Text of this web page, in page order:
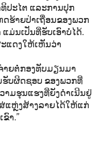
ທິປະໄຕ ແລະການປຸກ
ຮ້າຍປ່າເຖື່ອນຂອງພວກ
ມ່ນເປັນທີ່ຮັບເອົາບໍ່ໄດ້.
ແດງໃຫ້ເຫັນວ່າ
າຍຕໍ່ກອງທັບມຽນມາ
ບຜິດຊອບ ຂອງພວກທີ່
າມຮຸນແຮງທີ່ຍັງດຳເນີນຢູ່
ແຫຼ່ງສ້າງລາຍໄດ້ໃຫ້ແກ່
າ.”